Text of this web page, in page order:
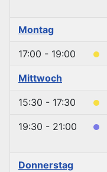
Montag
17:00 - 19:00
Mittwoch
15:30 - 17:30
19:30 - 21:00
Donnerstag